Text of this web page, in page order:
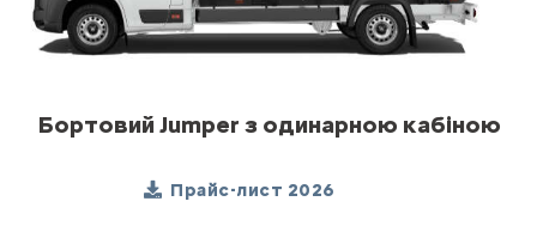
Бортовий Jumper з одинарною кабіною
Прайс-лист 2026